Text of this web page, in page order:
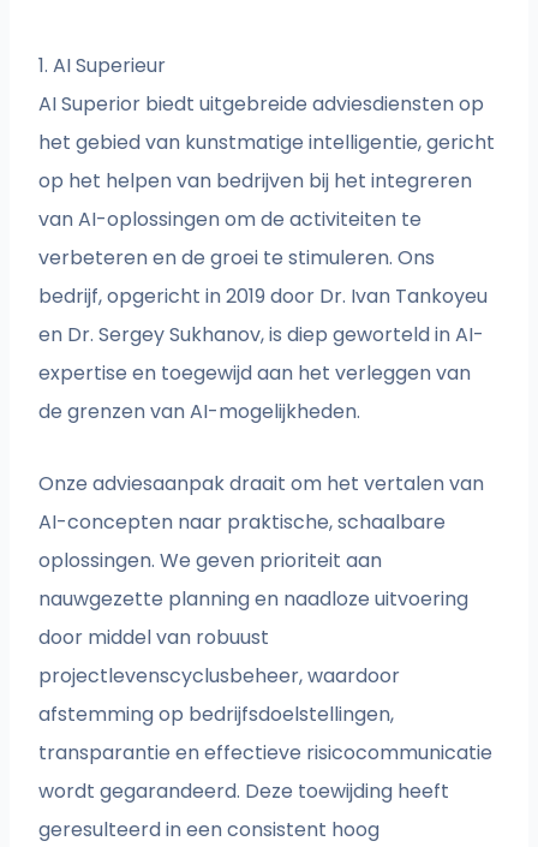
1. AI Superieur
AI Superior biedt uitgebreide adviesdiensten op
het gebied van kunstmatige intelligentie, gericht
op het helpen van bedrijven bij het integreren
van AI-oplossingen om de activiteiten te
verbeteren en de groei te stimuleren. Ons
bedrijf, opgericht in 2019 door Dr. Ivan Tankoyeu
en Dr. Sergey Sukhanov, is diep geworteld in AI-
expertise en toegewijd aan het verleggen van
de grenzen van AI-mogelijkheden.
Onze adviesaanpak draait om het vertalen van
AI-concepten naar praktische, schaalbare
oplossingen. We geven prioriteit aan
nauwgezette planning en naadloze uitvoering
door middel van robuust
projectlevenscyclusbeheer, waardoor
afstemming op bedrijfsdoelstellingen,
transparantie en effectieve risicocommunicatie
wordt gegarandeerd. Deze toewijding heeft
geresulteerd in een consistent hoog